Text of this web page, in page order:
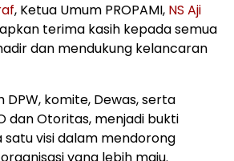
, Ketua Umum PROPAMI, NS Aji
terima kasih kepada semua
dan mendukung kelancaran
DPW, komite, Dewas, serta
dan Otoritas, menjadi bukti
satu visi dalam mendorong